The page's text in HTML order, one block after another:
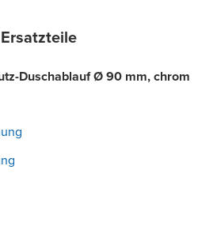
Duschablauf Ø 90 mm, chrom